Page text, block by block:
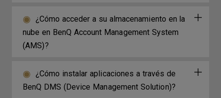
¿Cómo acceder a su almacenamiento en la
nube en BenQ Account Management System
(AMS)?
¿Cómo instalar aplicaciones a través de
BenQ DMS (Device Management Solution)?